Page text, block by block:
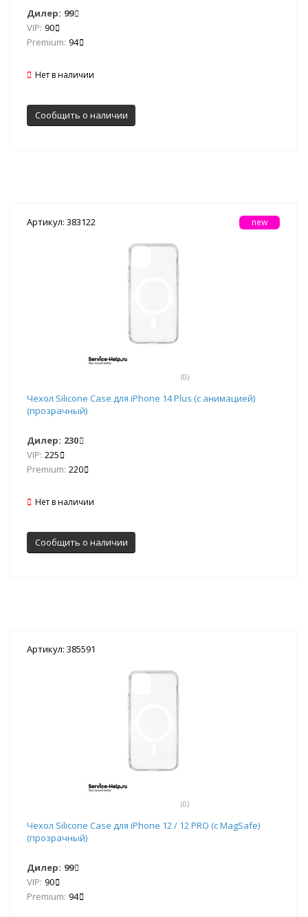
Дилер: 99
VIP: 90
Premium: 94
Нет в наличии
Сообщить о наличии
Артикул: 383122
(0)
new
Чехол Silicone Case для iPhone 14 Plus (с анимацией)
(прозрачный)
Дилер: 230
VIP: 225
Premium: 220
Нет в наличии
Сообщить о наличии
Артикул: 385591
(0)
Чехол Silicone Case для iPhone 12 / 12 PRO (с MagSafe)
(прозрачный)
Дилер: 99
VIP: 90
Premium: 94